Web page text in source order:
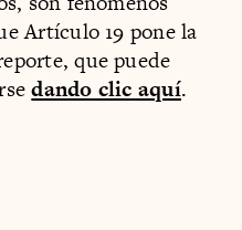
Artículo 19 pone la
que puede
dando clic aquí.